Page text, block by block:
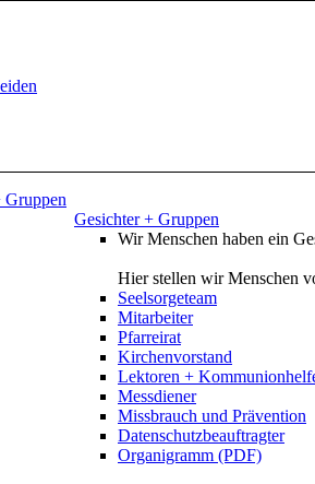
Gruppen
Gesichter + Gruppen
Wir Menschen haben ein
Hier stellen wir Menschen
Seelsorgeteam
Mitarbeiter
Pfarreirat
Kirchenvorstand
Lektoren +
Messdiener
Missbrauch und Prävention
Datenschutzbeauftragter
Organigramm (PDF)